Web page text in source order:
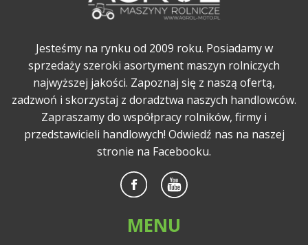
Jesteśmy na rynku od 2009 roku. Posiadamy w
sprzedaży szeroki asortyment maszyn rolniczych
najwyższej jakości. Zapoznaj się z naszą ofertą,
zadzwoń i skorzystaj z doradztwa naszych handlowców.
Zapraszamy do współpracy rolników, firmy i
przedstawicieli handlowych! Odwiedź nas na naszej
stronie na Facebooku.
MENU